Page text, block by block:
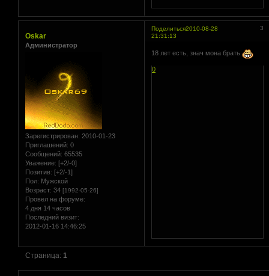
Поделиться 3
2010-08-28
21:31:13
Oskar
Администратор
Зарегистрирован: 2010-01-23
Приглашений: 0
Сообщений: 65535
Уважение: [+2/-0]
Позитив: [+2/-1]
Пол: Мужской
Возраст: 34 [1992-05-26]
Провел на форуме:
4 дня 14 часов
Последний визит:
2012-01-16 14:46:25
18 лет есть, знач мона брать
0
Страница:1